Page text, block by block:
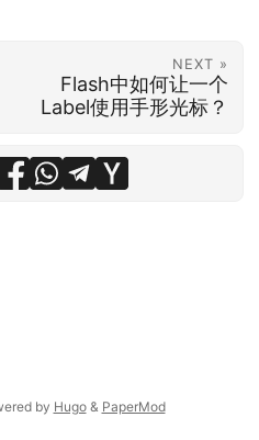
NEXT »
Flash中如何让一个
Label使用手形光标？
by Hugo& PaperMod